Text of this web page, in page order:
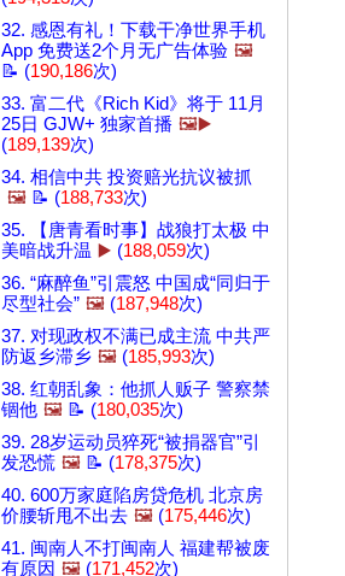
32. 感恩有礼！下载干净世界手机
App 免费送2个月无广告体验 🖼️
📝 (190,186次)
33. 富二代《Rich Kid》将于 11月
25日 GJW+ 独家首播 🖼️▶️
(189,139次)
34. 相信中共 投资赔光抗议被抓
🖼️ 📝 (188,733次)
35. 【唐青看时事】战狼打太极 中
美暗战升温 ▶️ (188,059次)
36. “麻醉鱼”引震怒 中国成“同归于
尽型社会” 🖼️ (187,948次)
37. 对现政权不满已成主流 中共严
防返乡滞乡 🖼️ (185,993次)
38. 红朝乱象：他抓人贩子 警察禁
锢他 🖼️ 📝 (180,035次)
39. 28岁运动员猝死“被捐器官”引
发恐慌 🖼️ 📝 (178,375次)
40. 600万家庭陷房贷危机 北京房
价腰斩甩不出去 🖼️ (175,446次)
41. 闽南人不打闽南人 福建帮被废
有原因 🖼️ (171,452次)